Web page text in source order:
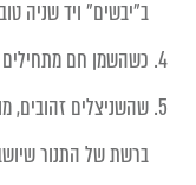
ב״יבשים״ ויד שניה
כשהשמן חם מתחילים
שהשניצלים
ברשת של התנור